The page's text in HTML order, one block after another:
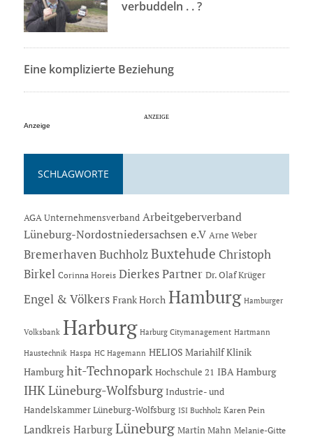
verbuddeln . . ?
Eine komplizierte Beziehung
Anzeige
SCHLAGWORTE
AGA Unternehmensverband Arbeitgeberverband
Lüneburg-Nordostniedersachsen e.V Arne Weber
Bremerhaven Buchholz Buxtehude Christoph
Birkel Corinna Horeis Dierkes Partner Dr. Olaf Krüger
Engel & Völkers Frank Horch Hamburg Hamburger
Volksbank Harburg Harburg Citymanagement Hartmann
Haustechnik Haspa HC Hagemann HELIOS Mariahilf Klinik
Hamburg hit-Technopark Hochschule 21 IBA Hamburg
IHK Lüneburg-Wolfsburg Industrie- und
Handelskammer Lüneburg-Wolfsburg ISI Buchholz Karen Pein
Landkreis Harburg Lüneburg Martin Mahn Melanie-Gitte